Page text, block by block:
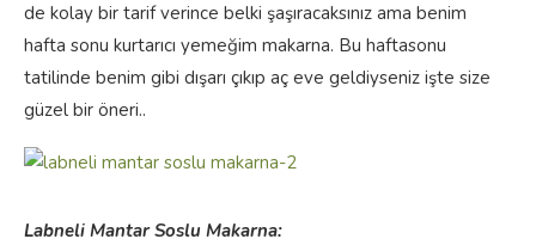
de kolay bir tarif verince belki şaşıracaksınız ama benim
hafta sonu kurtarıcı yemeğim makarna. Bu haftasonu
tatilinde benim gibi dışarı çıkıp aç eve geldiyseniz işte size
güzel bir öneri..
Labneli Mantar Soslu Makarna: